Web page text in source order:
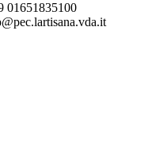
01651835100